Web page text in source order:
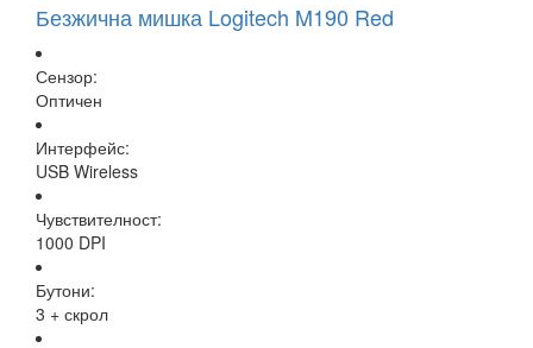
Безжична мишка Logitech M190 Red
Сензор:
Оптичен
Интерфейс:
USB Wireless
Чувствителност:
1000 DPI
Бутони:
3 + скрол